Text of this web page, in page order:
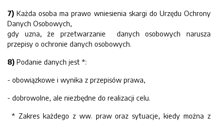
7)Każda osoba ma prawo wniesienia skargi do Urzędu Ochrony
Danych Osobowych,
gdy uzna, że przetwarzanie danych osobowych narusza
przepisy o ochronie danych osobowych.
8) Podanie danych jest *:
- obowiązkowe i wynika z przepisów prawa,
- dobrowolne, ale niezbędne do realizacji celu.
* Zakres każdego z ww. praw oraz sytuacje, kiedy można z